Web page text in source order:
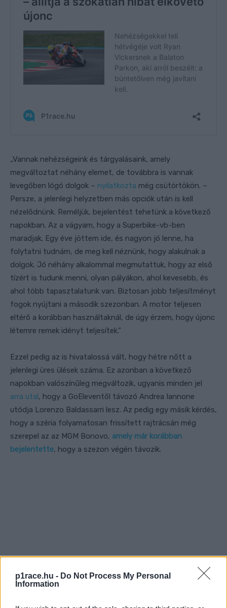
p1race.hu - Do Not Process My Personal
Information
„Vannak nehézségeink és tárgyalásaink, amely
megváltoztat néhány elemet, de továbbra is vannak
levegőben lógó dolgok – nyilatkozta még csütörtökön. –
Persze, a jelenlegi helyzetben más opciók után is kell
nézelődnünk. Reméljük, bejelentést tehetünk a következő
napokban. Az a vágyam, hogy a Superbike-vb-ben
maradjak. Egy éve jöttem ide, és nagyon jó lenne, ha
folytatni tudnám, de meg kell néznünk, hogy alakulnak a
dolgok. Jó néhány alkalommal megmutattuk, hogy az első
tízért is tudunk menni, olyan pályákon, ahol kevesebb, és
ahol több tapasztalatunk van. Biztosan jobb teljesítményt
fogok nyújtani a második szezonban. A motor teljesen
eltérő a korábban használtaknál, de úgy érzem, hogy újonc
létemre remek idényt teljesítek.”
Ezzel pedig az is hivatalossá vált, hogy hétre nőtt a
jelenlegi üres ülések száma. Ez azonban a következő
napokban valószínűleg megváltozik, ugyanis minden jel
arra utal, hogy a GoEleventől távozó Andrea Iannone
utódja Lorenzo Baldassarri lesz. Az pedig egy másik kérdés,
hogy a széria folyamatosan frissített rajtrácsán még
szerepel az az MGM Bonovo, amely már korábban
bejelentette, hogy a szezon végén távozik.